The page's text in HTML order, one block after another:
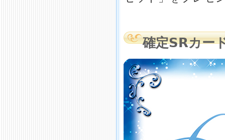
確定SRカー